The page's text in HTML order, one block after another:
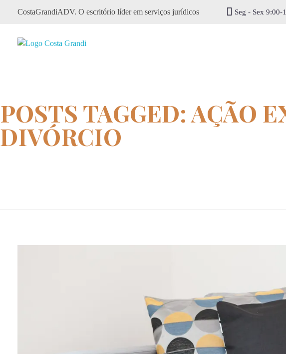
CostaGrandiADV. O escritório líder em serviços jurídicos Seg - Sex 9:00-
POSTS TAGGED: AÇÃO
DIVÓRCIO